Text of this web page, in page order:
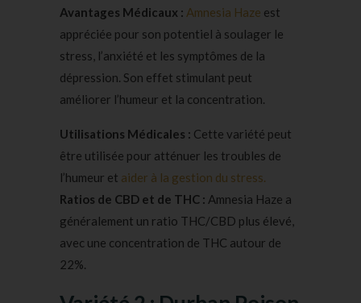
Avantages Médicaux : Amnesia Haze est
appréciée pour son potentiel à soulager le
stress, l’anxiété et les symptômes de la
dépression. Son effet stimulant peut
améliorer l’humeur et la concentration.
Utilisations Médicales : Cette variété peut
être utilisée pour atténuer les troubles de
l’humeur et aider à la gestion du stress.
Ratios de CBD et de THC : Amnesia Haze a
généralement un ratio THC/CBD plus élevé,
avec une concentration de THC autour de
22%.